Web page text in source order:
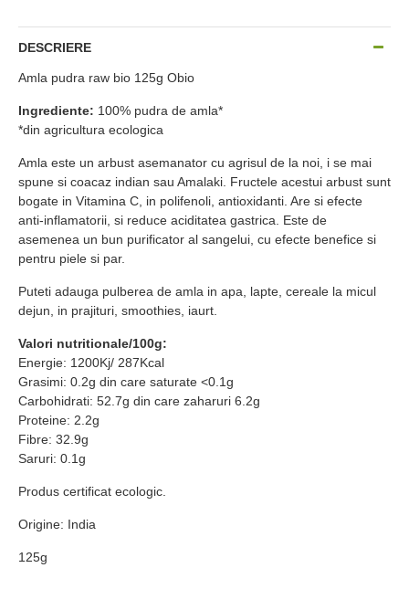
DESCRIERE
Amla pudra raw bio 125g Obio
Ingrediente: 100% pudra de amla*
*din agricultura ecologica
Amla este un arbust asemanator cu agrisul de la noi, i se mai
spune si coacaz indian sau Amalaki. Fructele acestui arbust sunt
bogate in Vitamina C, in polifenoli, antioxidanti. Are si efecte
anti-inflamatorii, si reduce aciditatea gastrica. Este de
asemenea un bun purificator al sangelui, cu efecte benefice si
pentru piele si par.
Puteti adauga pulberea de amla in apa, lapte, cereale la micul
dejun, in prajituri, smoothies, iaurt.
Valori nutritionale/100g:
Energie: 1200Kj/ 287Kcal
Grasimi: 0.2g din care saturate <0.1g
Carbohidrati: 52.7g din care zaharuri 6.2g
Proteine: 2.2g
Fibre: 32.9g
Saruri: 0.1g
Produs certificat ecologic.
Origine: India
125g